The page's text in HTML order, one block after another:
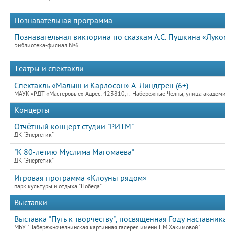
Познавательная программа
Познавательная викторина по сказкам А.С. Пушкина
Библиотека-филиал №6
Театры и спектакли
Спектакль «Малыш и Карлосон» А. Линдгрен (6+)
МАУК «РДТ «Мастеровые» Адрес: 423810, г. Набережные Челны, улица
Концерты
Отчётный концерт студии "РИТМ".
ДК "Энергетик"
"К 80-летию Муслима Магомаева"
ДК "Энергетик"
Игровая программа «Клоуны рядом»
парк культуры и отдыха "Победа"
Выставки
Выставка "Путь к творчеству", посвященная Году
МБУ "Набережночелнинская картинная галерея имени Г.М.Хакимовой"